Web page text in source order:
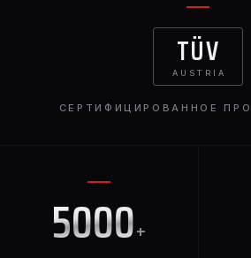
5000+
TÜV
AUSTRIA
СЕРТИФИЦИРОВАННОЕ